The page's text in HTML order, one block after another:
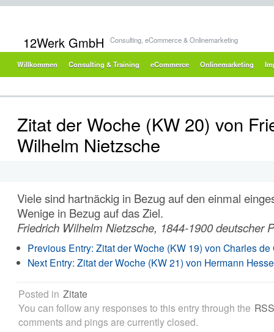
12Werk GmbH Consulting, eCommerce & Onlinemarketing
Willkommen Consulting & Training eCommerce Onlinemarketing
Zitat der Woche (KW 20) von
Wilhelm Nietzsche
Viele sind hartnäckig in Bezug auf den einmal
Wenige in Bezug auf das Ziel.
Friedrich Wilhelm Nietzsche, 1844-1900 deutscher
Previous Entry: Zitat der Woche (KW 19) von Charles de
Next Entry: Zitat der Woche (KW 21) von Hermann Hesse
Posted in Zitate
You can follow any responses to this entry through the
comments and pings are currently closed.